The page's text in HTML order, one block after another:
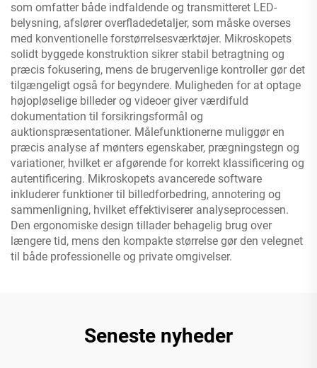
som omfatter både indfaldende og transmitteret LED-
belysning, afslører overfladedetaljer, som måske overses
med konventionelle forstørrelsesværktøjer. Mikroskopets
solidt byggede konstruktion sikrer stabil betragtning og
præcis fokusering, mens de brugervenlige kontroller gør det
tilgængeligt også for begyndere. Muligheden for at optage
højopløselige billeder og videoer giver værdifuld
dokumentation til forsikringsformål og
auktionspræsentationer. Målefunktionerne muliggør en
præcis analyse af mønters egenskaber, prægningstegn og
variationer, hvilket er afgørende for korrekt klassificering og
autentificering. Mikroskopets avancerede software
inkluderer funktioner til billedforbedring, annotering og
sammenligning, hvilket effektiviserer analyseprocessen.
Den ergonomiske design tillader behagelig brug over
længere tid, mens den kompakte størrelse gør den velegnet
til både professionelle og private omgivelser.
Seneste nyheder